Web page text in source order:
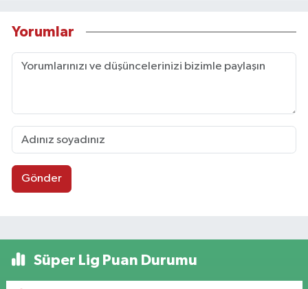
Yorumlar
Gönder
Süper Lig Puan Durumu